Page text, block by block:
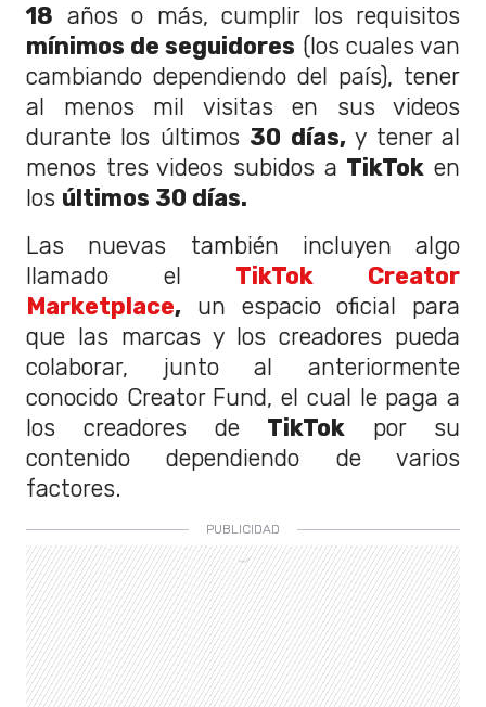
18 años o más, cumplir los requisitos
mínimos de seguidores (los cuales van
cambiando dependiendo del país), tener
al menos mil visitas en sus videos
durante los últimos 30 días,y tener al
menos tres videos subidos a TikTok en
los últimos 30 días.
Las nuevas también incluyen algo
llamado el TikTok Creator
Marketplace, un espacio oficial para
que las marcas y los creadores pueda
colaborar, junto al anteriormente
conocido Creator Fund, el cual le paga a
los creadores de TikTok por su
contenido dependiendo de varios
factores.